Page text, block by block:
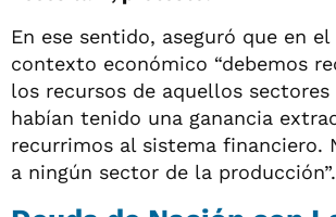
En ese sentido, aseguró que en
contexto económico “debemos
los recursos de aquellos sectores
habían tenido una ganancia
recurrimos al sistema financiero.
a ningún sector de la producción”.